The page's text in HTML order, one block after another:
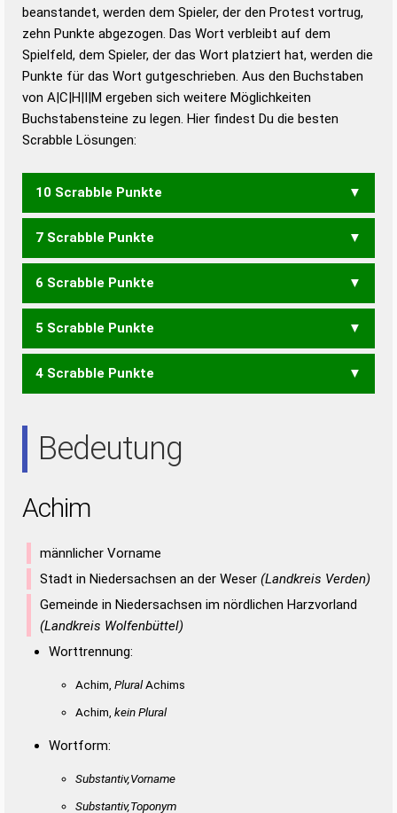
Duden – Standardwerk in 12 Bänden
Duden – Richtiges und gutes
Deutsch
Duden – Die deutsche Grammatik
Duden – Deutsches
beanstandet, werden dem Spieler, der den Protest vortrug,
zehn Punkte abgezogen. Das Wort verbleibt auf dem
Spielfeld, dem Spieler, der das Wort platziert hat, werden die
Punkte für das Wort gutgeschrieben. Aus den Buchstaben
von A|C|H|I|M ergeben sich weitere Möglichkeiten
Buchstabensteine zu legen. Hier findest Du die besten
Scrabble Lösungen:
10 Scrabble Punkte
MACH MICH
7 Scrabble Punkte
ICH
6 Scrabble Punkte
AHM CIA IHM
5 Scrabble Punkte
AMI MAI
4 Scrabble Punkte
Bedeutung
Achim
männlicher Vorname
Stadt in Niedersachsen an der Weser (Landkreis Verden)
Gemeinde in Niedersachsen im nördlichen Harzvorland
(Landkreis Wolfenbüttel)
Worttrennung:
Achim, PluralAchims
Achim, kein Plural
Wortform:
Substantiv,Vorname
Substantiv,Toponym